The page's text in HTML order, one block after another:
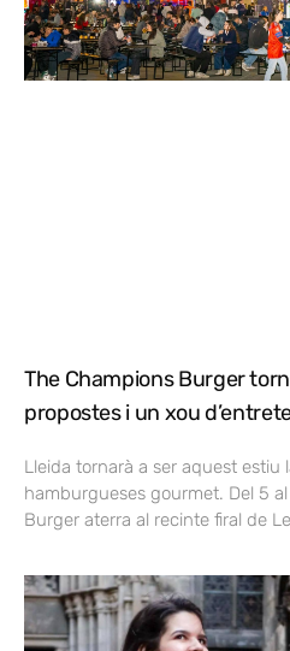
The Champions Burger
propostes i un xou
Lleida tornarà a ser aquest estiu
hamburgueses gourmet. Del 5
Burger aterra al recinte firal de